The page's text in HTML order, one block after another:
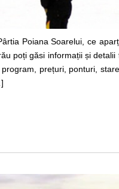
Poiana Soarelui, ce
poți găsi informații și
prețuri, ponturi,